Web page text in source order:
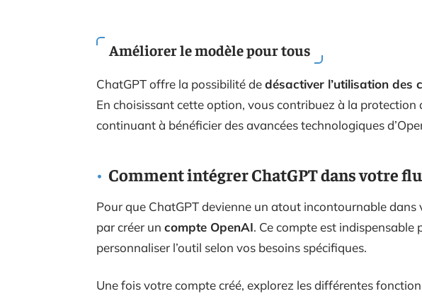
Améliorer le modèle pour tous
ChatGPT offre la possibilité dedésactiver l’utilisation des
En choisissant cette option, vous contribuez à la protection
continuant à bénéficier des avancées technologiques
Comment intégrer ChatGPT dans votre
Pour que ChatGPT devienne un atout incontournable
par créer un compte OpenAI. Ce compte est
personnaliser l’outil selon vos besoins spécifiques.
Une fois votre compte créé, explorez les différentes